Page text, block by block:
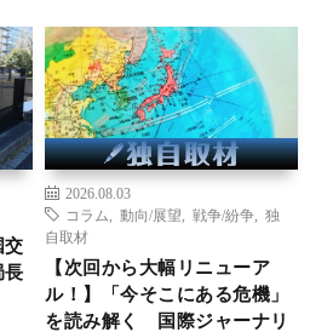
交
長
2026.08.03
コラム
動向/展望 戦争/紛争
独
自取材
【次回から大幅リニューア
ル！】「今そこにある危機」
を読み解く 国際ジャーナリ